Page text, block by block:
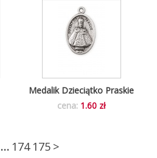
Medalik Dzieciątko Praskie
cena: 1.60 zł
… 174 175 >